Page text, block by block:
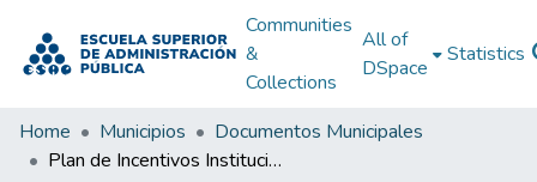
Communities
&
Collections
All of
DSpace
Statistics
Home Municipios
Documentos Municipales
Plan de Incentivos Institucionales